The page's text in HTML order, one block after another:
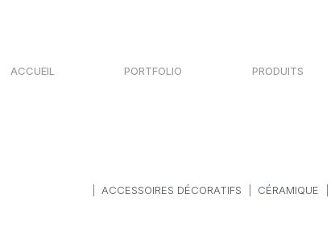
ACCUEIL PORTFOLIO PRODUITS
CÉRAMIQUE
ACCESSOIRES DÉCORATIFS